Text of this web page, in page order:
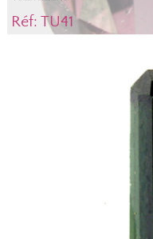
Réf: TU41
se révèlent "noires" sur la photo